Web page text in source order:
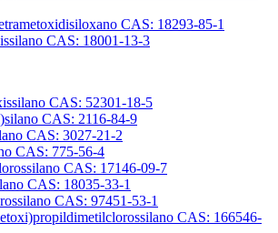
CAS: 18293-85-1
CAS: 18001-13-3
CAS: 52301-18-5
CAS: 2116-84-9
CAS: 3027-21-2
CAS: 775-56-4
CAS: 17146-09-7
CAS: 18035-33-1
CAS: 97451-53-1
CAS: 166546-